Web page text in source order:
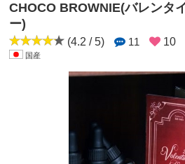
CHOCO BROWNIE(バレンタ
ー)
(4.2 / 5) 11 10
国産